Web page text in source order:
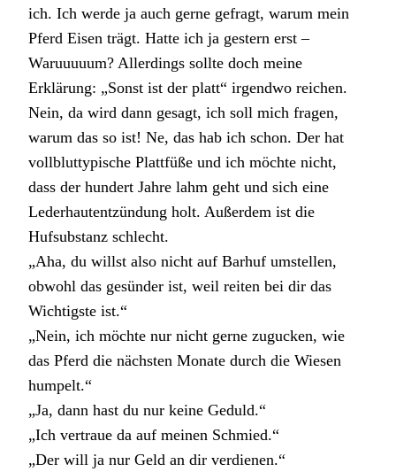
ich. Ich werde ja auch gerne gefragt, warum mein
Pferd Eisen trägt. Hatte ich ja gestern erst –
Waruuuuum? Allerdings sollte doch meine
Erklärung: „Sonst ist der platt“ irgendwo reichen.
Nein, da wird dann gesagt, ich soll mich fragen,
warum das so ist! Ne, das hab ich schon. Der hat
vollbluttypische Plattfüße und ich möchte nicht,
dass der hundert Jahre lahm geht und sich eine
Lederhautentzündung holt. Außerdem ist die
Hufsubstanz schlecht.
„Aha, du willst also nicht auf Barhuf umstellen,
obwohl das gesünder ist, weil reiten bei dir das
Wichtigste ist.“
„Nein, ich möchte nur nicht gerne zugucken, wie
das Pferd die nächsten Monate durch die Wiesen
humpelt.“
„Ja, dann hast du nur keine Geduld.“
„Ich vertraue da auf meinen Schmied.“
„Der will ja nur Geld an dir verdienen.“